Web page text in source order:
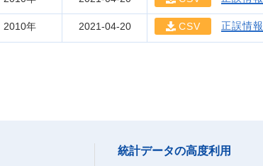
2010年 2021-04-20 CSV 正誤情報
統計データの高度利用